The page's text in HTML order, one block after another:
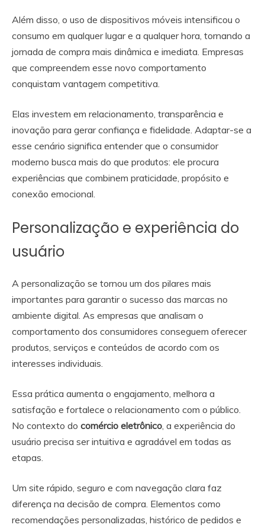
Além disso, o uso de dispositivos móveis intensificou o
consumo em qualquer lugar e a qualquer hora, tornando a
jornada de compra mais dinâmica e imediata. Empresas
que compreendem esse novo comportamento
conquistam vantagem competitiva.
Elas investem em relacionamento, transparência e
inovação para gerar confiança e fidelidade. Adaptar-se a
esse cenário significa entender que o consumidor
moderno busca mais do que produtos: ele procura
experiências que combinem praticidade, propósito e
conexão emocional.
Personalização e experiência do
usuário
A personalização se tornou um dos pilares mais
importantes para garantir o sucesso das marcas no
ambiente digital. As empresas que analisam o
comportamento dos consumidores conseguem oferecer
produtos, serviços e conteúdos de acordo com os
interesses individuais.
Essa prática aumenta o engajamento, melhora a
satisfação e fortalece o relacionamento com o público.
No contexto do comércio eletrônico , a experiência do
usuário precisa ser intuitiva e agradável em todas as
etapas.
Um site rápido, seguro e com navegação clara faz
diferença na decisão de compra. Elementos como
recomendações personalizadas, histórico de pedidos e